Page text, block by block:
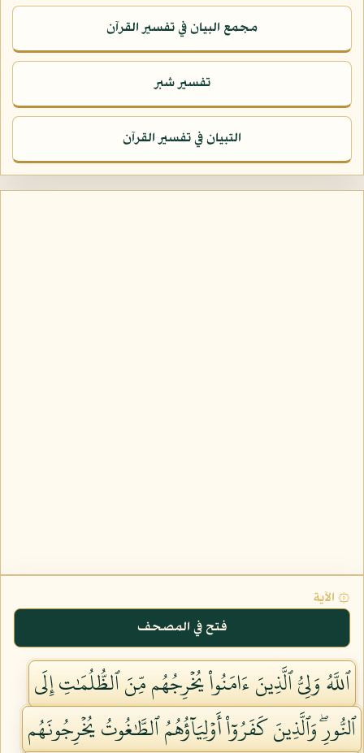
مجمع البيان في تفسير القرآن
تفسير شبر
التبيان في تفسير القرآن
۞ الآية
فتح في المصحف
ٱللَّهُ وَلِيُّ ٱلَّذِينَ ءَامَنُواْ يُخۡرِجُهُم مِّنَ ٱلظُّلُمَٰتِ إِلَى
ٱلنُّورِۖ وَٱلَّذِينَ كَفَرُوٓاْ أَوۡلِيَآؤُهُمُ ٱلطَّٰغُوتُ يُخۡرِجُونَهُم